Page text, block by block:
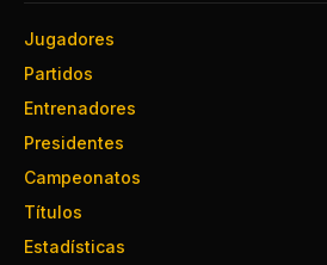
Jugadores
Partidos
Entrenadores
Presidentes
Campeonatos
Títulos
Estadísticas